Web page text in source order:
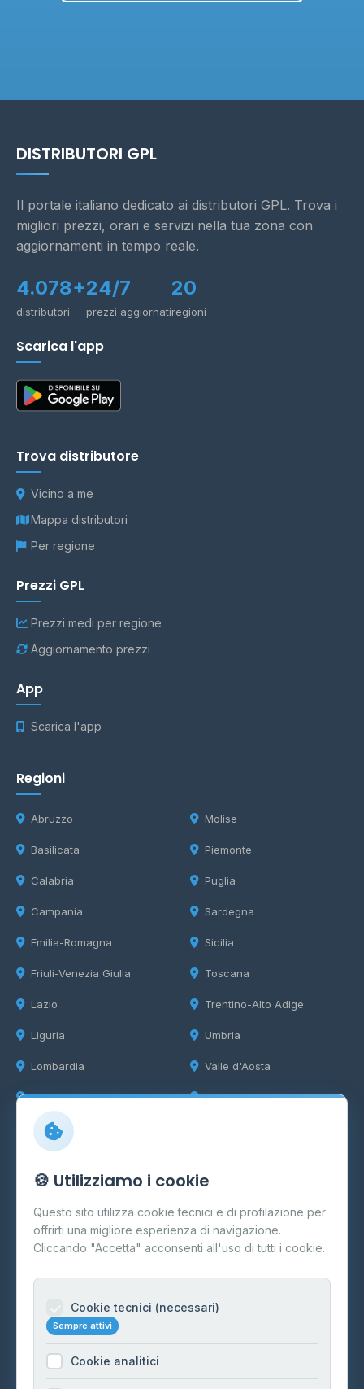
DISTRIBUTORI GPL
Il portale italiano dedicato ai distributori GPL. Trova i
migliori prezzi, orari e servizi nella tua zona con
aggiornamenti in tempo reale.
4.078+
distributori
24/7
prezzi aggiornati
20
regioni
Scarica l'app
Trova distributore
Vicino a me
Mappa distributori
Per regione
Prezzi GPL
Prezzi medi per regione
Aggiornamento prezzi
App
Scarica l'app
Regioni
Abruzzo
Basilicata
Calabria
Campania
Emilia-Romagna
Friuli-Venezia Giulia
Lazio
Liguria
Lombardia
Marche
Molise
Piemonte
Puglia
Sardegna
Sicilia
Toscana
Trentino-Alto Adige
Umbria
Valle d'Aosta
Veneto
Info
Cos'è il GPL
FAQ
Contatti
Informazioni legali
Cookie Policy
🍪 Utilizziamo i cookie
Questo sito utilizza cookie tecnici e di profilazione per
offrirti una migliore esperienza di navigazione.
Cliccando "Accetta" acconsenti all'uso di tutti i cookie.
Cookie tecnici (necessari)
Sempre attivi
Cookie analitici